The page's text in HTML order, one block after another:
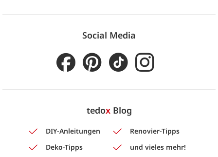
Social Media
tedoxBlog
DIY-Anleitungen
Renovier-Tipps
Deko-Tipps
und vieles mehr!